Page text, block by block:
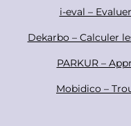
i-eval –
Dekarbo – Calculer
PARKUR –
Mobidico –